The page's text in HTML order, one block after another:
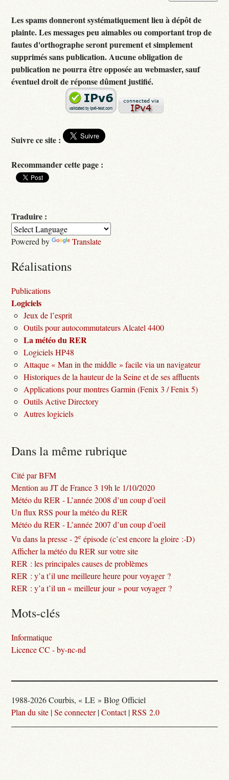
Les spams donneront systématiquement lieu à dépôt de
plainte. Les messages peu aimables ou comportant trop de
fautes d'orthographe seront purement et simplement
supprimés sans publication. Aucune obligation de
publication ne pourra être opposée au webmaster, sauf
éventuel droit de réponse dûment justifié.
Suivre ce site :
Recommander cette page :
Traduire :
Powered by Translate
Réalisations
Publications
Logiciels
Jeux de l’esprit
Outils pour autocommutateurs Alcatel 4400
La météo du RER
Logiciels HP48
Attaque « Man in the middle » facile via un navigateur
Historiques de la hauteur de la Seine et de ses affluents
Applications pour montres Garmin (Fenix 3 / Fenix 5)
Outils Active Directory
Autres logiciels
Dans la même rubrique
Cité par BFM
Mention au JT de France 3 19h le 1/10/2020
Météo du RER - L’année 2008 d’un coup d’oeil
Un flux RSS pour la météo du RER
Météo du RER - L’année 2007 d’un coup d’oeil
Vu dans la presse - 2e épisode (c’est encore la gloire :-D)
Afficher la météo du RER sur votre site
RER : les principales causes de problèmes
RER : y’a t’il une meilleure heure pour voyager ?
RER : y’a t’il un « meilleur jour » pour voyager ?
Mots-clés
Informatique
Licence CC - by-nc-nd
1988-2026 Courbis, « LE » Blog Officiel
Plan du site |Se connecter|Contact|RSS 2.0